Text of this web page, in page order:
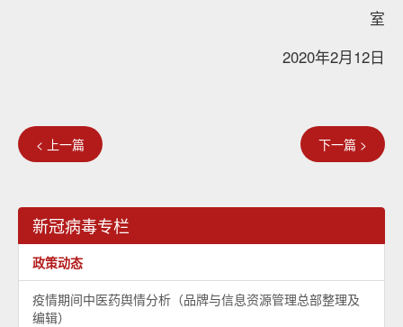
室
2020年2月12日
< 上一篇 下一篇 >
新冠病毒专栏
政策动态
疫情期间中医药舆情分析（品牌与信息资源管理总部整理及
编辑）